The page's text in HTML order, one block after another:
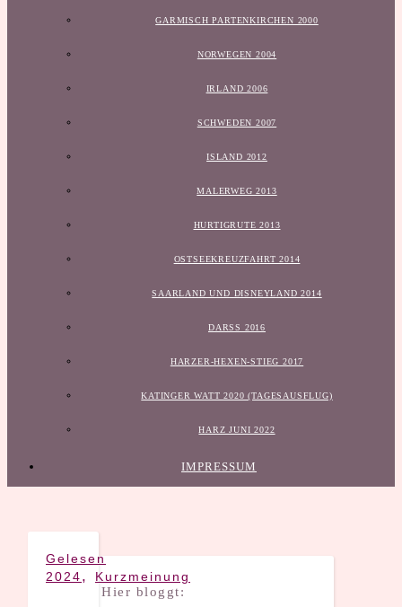
GARMISCH PARTENKIRCHEN 2000
NORWEGEN 2004
IRLAND 2006
SCHWEDEN 2007
ISLAND 2012
MALERWEG 2013
HURTIGRUTE 2013
OSTSEEKREUZFAHRT 2014
SAARLAND UND DISNEYLAND 2014
DARSS 2016
HARZER-HEXEN-STIEG 2017
KATINGER WATT 2020 (TAGESAUSFLUG)
HARZ JUNI 2022
IMPRESSUM
Gelesen
2024, Kurzmeinung
Hier bloggt: